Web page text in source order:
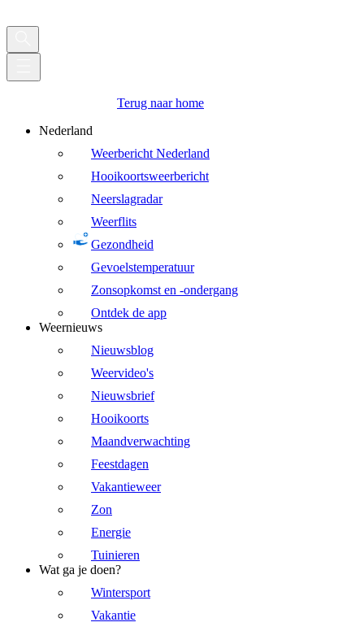
Terug naar home
Nederland
Weerbericht Nederland
Hooikoortsweerbericht
Neerslagradar
Weerflits
Gezondheid
Gevoelstemperatuur
Zonsopkomst en -ondergang
Ontdek de app
Weernieuws
Nieuwsblog
Weervideo's
Nieuwsbrief
Hooikoorts
Maandverwachting
Feestdagen
Vakantieweer
Zon
Energie
Tuinieren
Wat ga je doen?
Wintersport
Vakantie